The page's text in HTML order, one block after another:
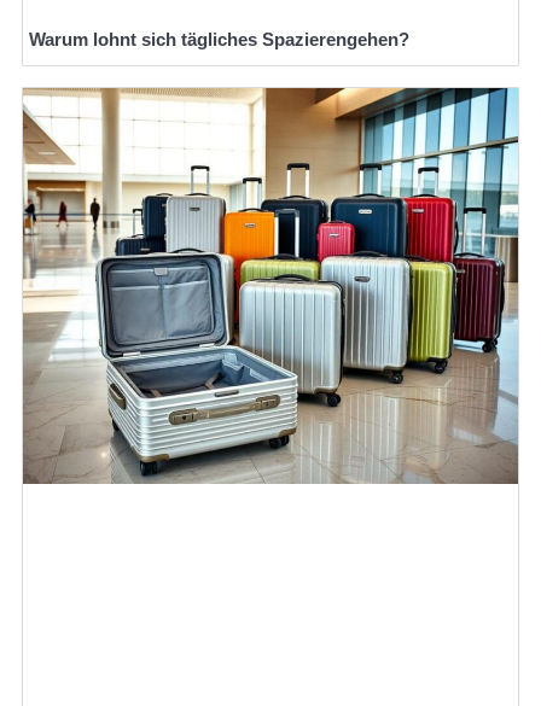
Warum lohnt sich tägliches Spazierengehen?